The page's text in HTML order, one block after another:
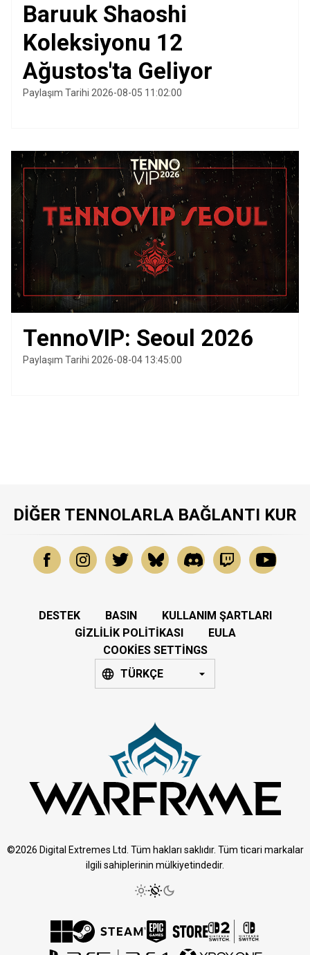
Baruuk Shaoshi
Koleksiyonu 12
Ağustos'ta Geliyor
Paylaşım Tarihi 2026-08-05 11:02:00
TennoVIP: Seoul 2026
Paylaşım Tarihi 2026-08-04 13:45:00
DIĞER TENNOLARLA BAĞLANTI KUR
DESTEK BASIN
KULLANIM ŞARTLARI
GIZLILIK POLITIKASI
EULA
COOKIES SETTINGS
TÜRKÇE
©2026 Digital Extremes Ltd. Tüm hakları saklıdır. Tüm ticari markalar
ilgili sahiplerinin mülkiyetindedir.